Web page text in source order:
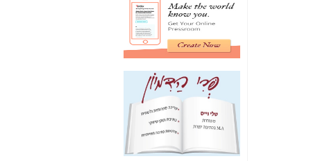
מה מקור ה-Fake
News שהביא לתפירת
תיק לביבי והעלמת
החשודים הנכונים -כאן
אחת הרגליים של "תיק
4000 התפור"
התמוטטה היום
בניצחון (כפול) של בזק
כאן
איך כתבות מפנקות